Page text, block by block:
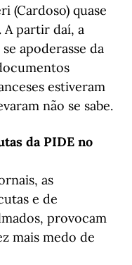
(Cardoso) quase
A partir daí, a
apoderasse da
estiveram
não se sabe.
da PIDE no
as
e de
provocam
mais medo de